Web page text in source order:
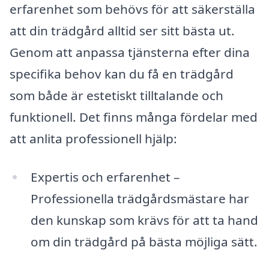
erfarenhet som behövs för att säkerställa
att din trädgård alltid ser sitt bästa ut.
Genom att anpassa tjänsterna efter dina
specifika behov kan du få en trädgård
som både är estetiskt tilltalande och
funktionell. Det finns många fördelar med
att anlita professionell hjälp:
Expertis och erfarenhet –
Professionella trädgårdsmästare har
den kunskap som krävs för att ta hand
om din trädgård på bästa möjliga sätt.